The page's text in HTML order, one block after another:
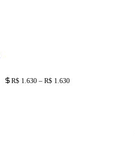
R$ 1.630 – R$ 1.630